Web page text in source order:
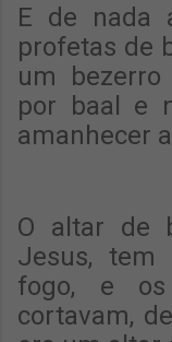
E de nada
profetas de
um
por baal e
amanhecer
O altar de
Jesus, tem
fogo, e
cortavam,